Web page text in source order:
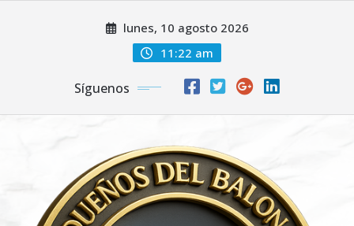
lunes, 10 agosto 2026
11:22 am
Síguenos